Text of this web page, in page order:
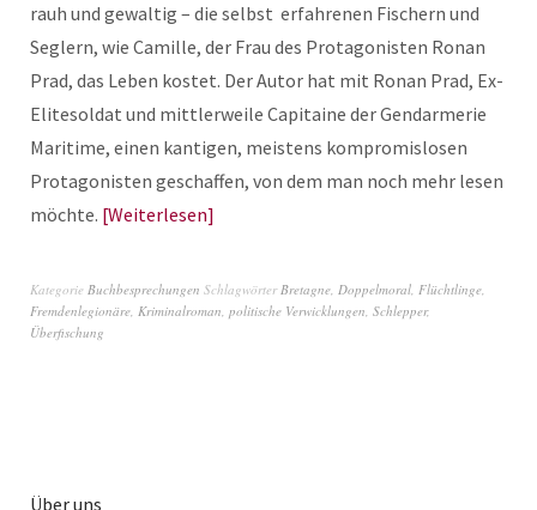
rauh und gewaltig – die selbst erfahrenen Fischern und
Seglern, wie Camille, der Frau des Protagonisten Ronan
Prad, das Leben kostet. Der Autor hat mit Ronan Prad, Ex-
Elitesoldat und mittlerweile Capitaine der Gendarmerie
Maritime, einen kantigen, meistens kompromislosen
Protagonisten geschaffen, von dem man noch mehr lesen
möchte. Weiterlesen
Kategorie Buchbesprechungen SchlagwörterBretagne, Doppelmoral, Flüchtlinge,
Fremdenlegionäre, Kriminalroman, politische Verwicklungen, Schlepper,
Überfischung
Über uns